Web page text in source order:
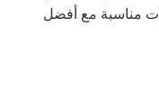
مناسبة مع أفضل